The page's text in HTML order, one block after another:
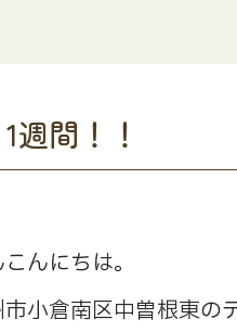
週間！！
んにちは。
小倉南区中曽根東の